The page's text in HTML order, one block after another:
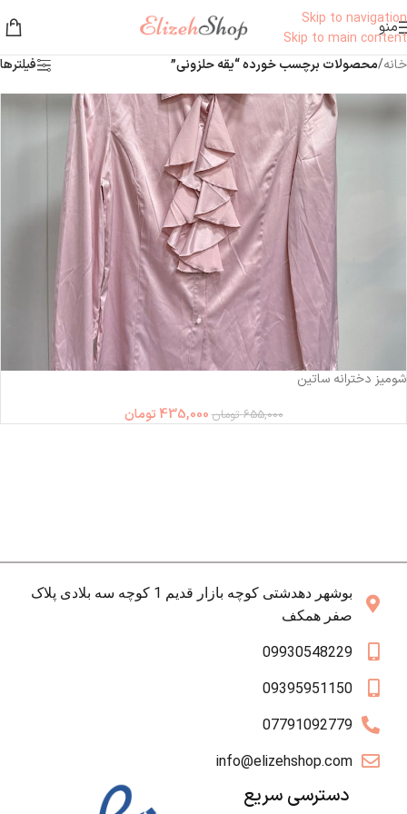
Skip to navigation
Skip to main content
منو
خانه/محصولات برچسب خورده “يقه حلزوني” فیلترها
شومیز دخترانه ساتین
655,000 تومان435,000 تومان
بوشهر دهدشتی کوچه بازار قدیم 1 کوچه سه بلادی پلاک
صفر همکف
09930548229
09395951150
07791092779
info@elizehshop.com
دسترسی سریع